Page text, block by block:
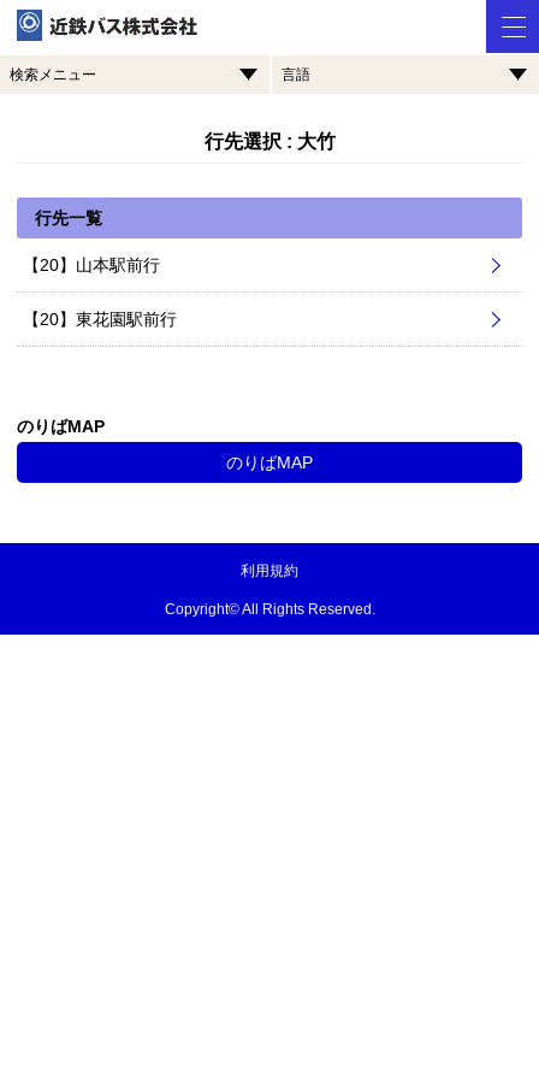
検索メニュー 言語
行先選択 : 大竹
行先一覧
【20】山本駅前行
【20】東花園駅前行
のりばMAP
のりばMAP
利用規約
Copyright© All Rights Reserved.